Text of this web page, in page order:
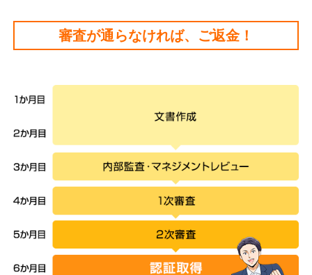
審査が通らなければ、ご返金！